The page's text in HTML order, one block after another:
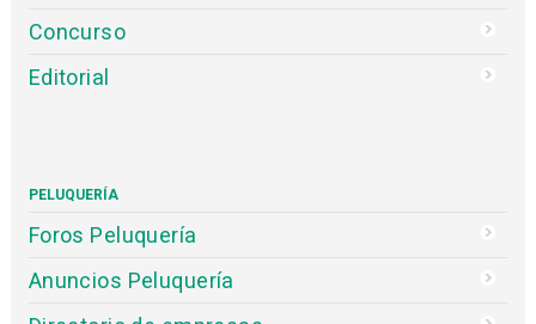
Concurso
Editorial
PELUQUERÍA
Foros Peluquería
Anuncios Peluquería